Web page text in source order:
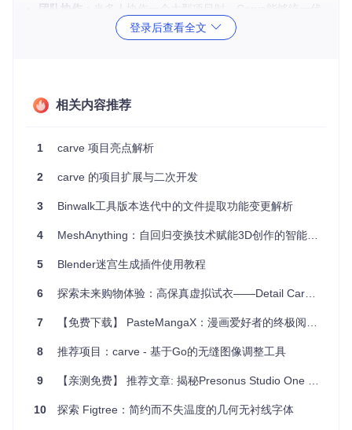
团队协作
：当多人协作一个大型项目时，Carve能够统一代
码风格，减少由于冗余代码引发的问题。
简单易用：支持Clojure CLI、Babashka脚本以及Clojure工
格式等，满足个性化需求。
：在删除变量前提供确认提示，避免误删重要代
码。
CI友好
：能轻松与其他CI系统整合，建立自动化的代码质量
如果你正在寻找一个能帮你优化Clojure项目、提升代码质量的
工具，那么Carve无疑是值得尝试的选择。立即安装并体验Ca
rve带来的便利吧！
登录后查看全文
相关内容推荐
1 carve 项目亮点解析
2 carve 的项目扩展与二次开发
3 Binwalk工具版本迭代中的文件提取功能变更解析
4 MeshAnything：自回归变换技术赋能3D创作的智能网格生成方案
5 Blender迷宫生成插件使用教程
6 探索未来购物体验：高保真虚拟试衣——Detail Carving详尽解析
7 【免费下载】 PasteMangaX：漫画爱好者的终极阅读神器
8 推荐项目：carve - 基于Go的无缝图像调整工具
9 【亲测免费】 推荐文章: 揭秘Presonus Studio One 6.6.1官方音色库，你的创意音乐伙伴！
10 探索 Figtree：简约而不失温度的几何无衬线字体